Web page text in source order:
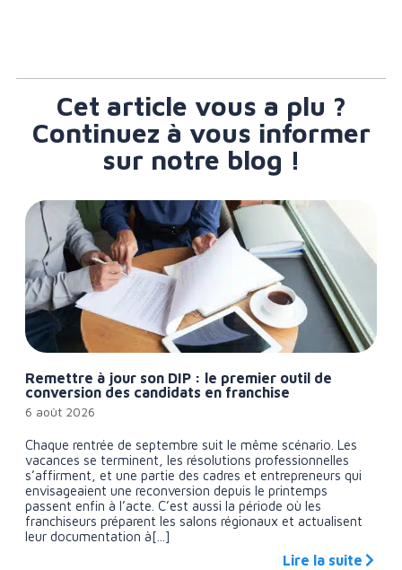
Cet article vous a plu ?
Continuez à vous informer
sur notre blog !
Remettre à jour son DIP : le premier outil de
conversion des candidats en franchise
6 août 2026
Chaque rentrée de septembre suit le même scénario. Les
vacances se terminent, les résolutions professionnelles
s’affirment, et une partie des cadres et entrepreneurs qui
envisageaient une reconversion depuis le printemps
passent enfin à l’acte. C’est aussi la période où les
franchiseurs préparent les salons régionaux et actualisent
leur documentation à[...]
Lire la suite